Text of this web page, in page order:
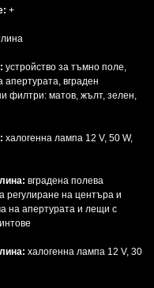
+
устройство за тъмно поле,
вграден
филтри: матов, жълт, зелен,
халогенна лампа 12 V, 50 W,
вградена полева
регулиране на центъра и
на апертурата и лещи с
халогенна лампа 12 V, 30